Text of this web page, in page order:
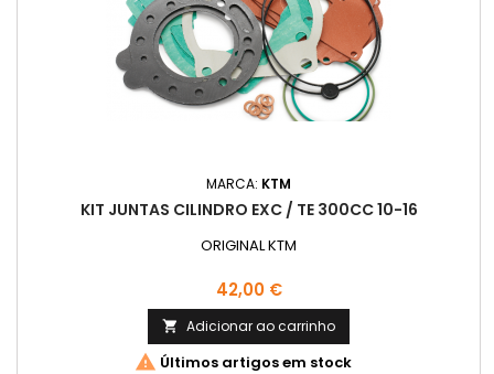
MARCA: KTM
KIT JUNTAS CILINDRO EXC / TE 300CC 10-16
ORIGINAL KTM
Preço
42,00 €
 Adicionar ao carrinho
 Últimos artigos em stock